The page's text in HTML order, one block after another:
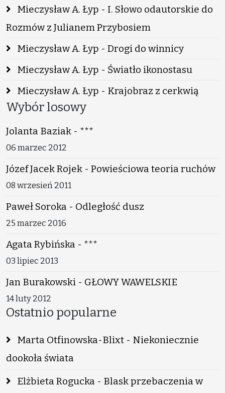
Mieczysław A. Łyp - I. Słowo odautorskie do
Rozmów z Julianem Przybosiem
Mieczysław A. Łyp - Drogi do winnicy
Mieczysław A. Łyp - Światło ikonostasu
Mieczysław A. Łyp - Krajobraz z cerkwią
Wybór losowy
Jolanta Baziak - ***
06 marzec 2012
Józef Jacek Rojek - Powieściowa teoria ruchów
08 wrzesień 2011
Paweł Soroka - Odległość dusz
25 marzec 2016
Agata Rybińska - ***
03 lipiec 2013
Jan Burakowski - GŁOWY WAWELSKIE
14 luty 2012
Ostatnio popularne
Marta Otfinowska-Blixt - Niekoniecznie
dookoła świata
Elżbieta Rogucka - Blask przebaczenia w